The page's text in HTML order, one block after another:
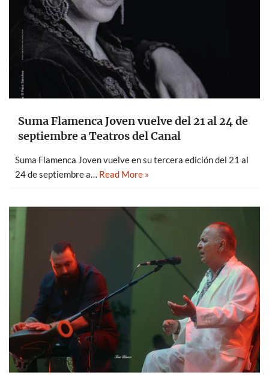
Suma Flamenca Joven vuelve del 21 al 24 de
septiembre a Teatros del Canal
Suma Flamenca Joven vuelve en su tercera edición del 21 al
24 de septiembre a… Read More »